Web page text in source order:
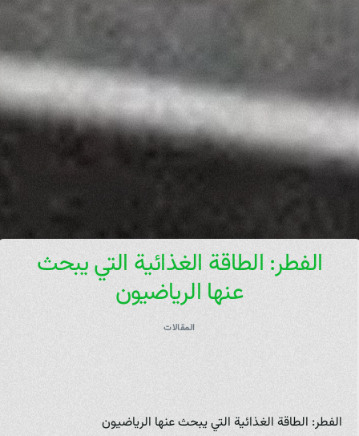
الفطر: الطاقة الغذائية التي يبحث
عنها الرياضيون
المقالات
الفطر: الطاقة الغذائية التي يبحث عنها الرياضيون